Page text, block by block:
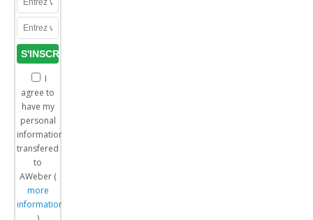
I
agree to
have my
personal
information
transfered
to
AWeber (
more
information